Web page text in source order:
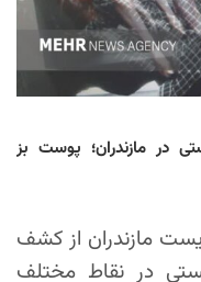
در مازندران؛ پوست بز
مازندران از کشف
در نقاط مختلف